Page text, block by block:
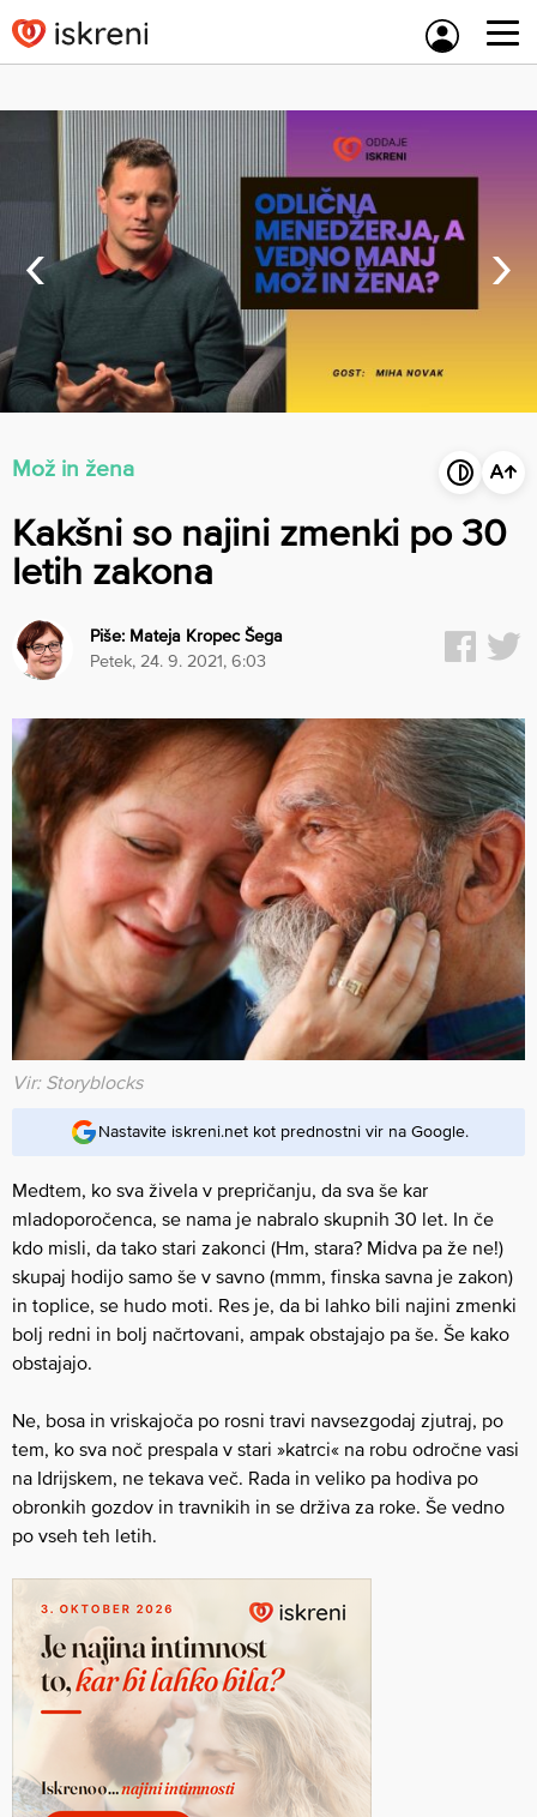
to
content
‹ ›
Mož in žena
Kakšni so najini zmenki po 30
letih zakona
Piše: Mateja Kropec Šega
petek, 24. 9. 2021, 6:03
Vir: Storyblocks
Nastavite iskreni.net kot prednostni vir na Google.
Medtem, ko sva živela v prepričanju, da sva še kar
mladoporočenca, se nama je nabralo skupnih 30 let. In če
kdo misli, da tako stari zakonci (Hm, stara? Midva pa že ne!)
skupaj hodijo samo še v savno (mmm, finska savna je zakon)
in toplice, se hudo moti. Res je, da bi lahko bili najini zmenki
bolj redni in bolj načrtovani, ampak obstajajo pa še. Še kako
obstajajo.
Ne, bosa in vriskajoča po rosni travi navsezgodaj zjutraj, po
tem, ko sva noč prespala v stari »katrci« na robu odročne vasi
na Idrijskem, ne tekava več. Rada in veliko pa hodiva po
obronkih gozdov in travnikih in se drživa za roke. Še vedno
po vseh teh letih.